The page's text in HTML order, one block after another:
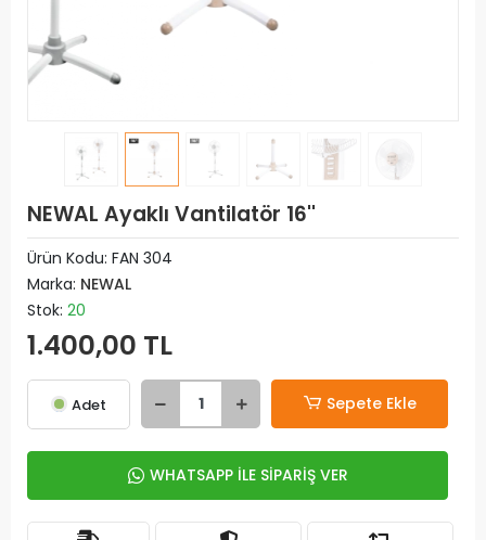
NEWAL Ayaklı Vantilatör 16''
Ürün Kodu: FAN 304
Marka: NEWAL
Stok: 20
1.400,00 TL
Adet Sepete Ekle
WHATSAPP İLE SİPARİŞ VER